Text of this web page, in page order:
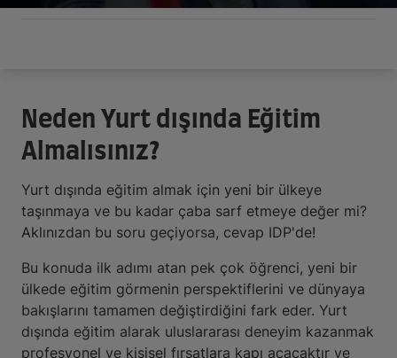
Neden Yurt dışında Eğitim
Almalısınız?
Yurt dışında eğitim almak için yeni bir ülkeye
taşınmaya ve bu kadar çaba sarf etmeye değer mi?
Aklınızdan bu soru geçiyorsa, cevap IDP'de!
Bu konuda ilk adımı atan pek çok öğrenci, yeni bir
ülkede eğitim görmenin perspektiflerini ve dünyaya
bakışlarını tamamen değiştirdiğini fark eder. Yurt
dışında eğitim alarak uluslararası deneyim kazanmak
profesyonel ve kişisel fırsatlara kapı açacaktır ve